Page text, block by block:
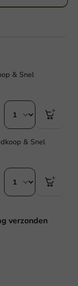
& Snel
& Snel
verzonden